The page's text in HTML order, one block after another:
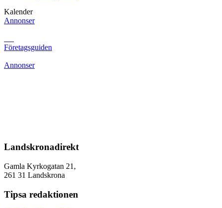
Kalender
Annonser
Företagsguiden
Annonser
Landskronadirekt
Gamla Kyrkogatan 21,
261 31 Landskrona
Tipsa redaktionen